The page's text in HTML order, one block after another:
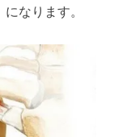
になります。